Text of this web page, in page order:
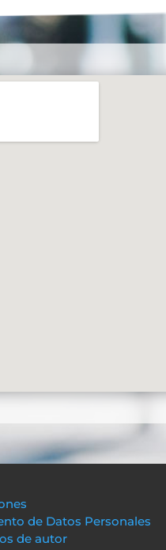
de Datos Personales
de autor